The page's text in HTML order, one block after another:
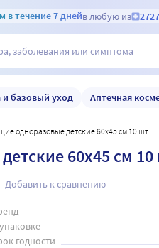
в течение 7 днейв любую из
и базовый уход Аптечная
одноразовые детские 60х45 см 10 шт.
60х45 см 10
Добавить к сравнению
годности